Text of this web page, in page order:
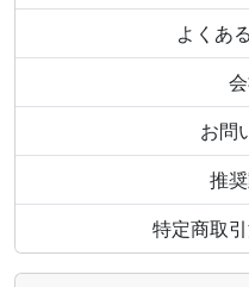
よくあ
お問
推
特定商取